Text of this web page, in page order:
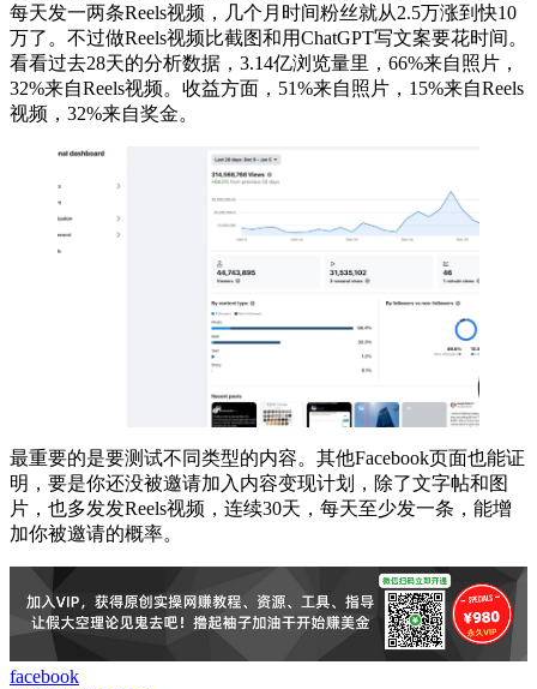
每天发一两条Reels视频，几个月时间粉丝就从2.5万涨到快10
万了。不过做Reels视频比截图和用ChatGPT写文案要花时间。
看看过去28天的分析数据，3.14亿浏览量里，66%来自照片，
32%来自Reels视频。收益方面，51%来自照片，15%来自Reels
视频，32%来自奖金。
最重要的是要测试不同类型的内容。其他Facebook页面也能证
明，要是你还没被邀请加入内容变现计划，除了文字帖和图
片，也多发发Reels视频，连续30天，每天至少发一条，能增
加你被邀请的概率。
facebook